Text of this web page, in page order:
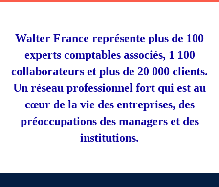
Walter France représente plus de 100
experts comptables associés, 1 100
collaborateurs et plus de 20 000 clients.
Un réseau professionnel fort qui est au
cœur de la vie des entreprises, des
préoccupations des managers et des
institutions.